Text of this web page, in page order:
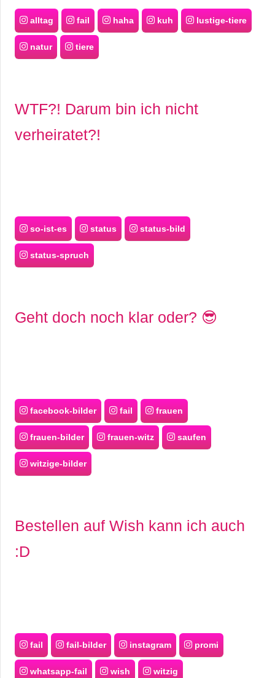
alltag fail haha kuh lustige-tiere
natur tiere
WTF?! Darum bin ich nicht
verheiratet?!
so-ist-es status status-bild
status-spruch
Geht doch noch klar oder? 😎
facebook-bilder fail frauen
frauen-bilder frauen-witz saufen
witzige-bilder
Bestellen auf Wish kann ich auch
:D
fail fail-bilder instagram promi
whatsapp-fail wish witzig